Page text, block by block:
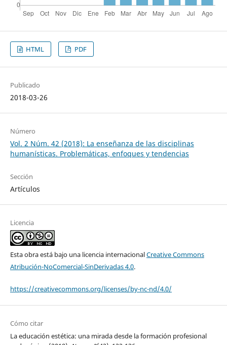
HTML PDF
Publicado
2018-03-26
Número
Vol. 2 Núm. 42 (2018): La enseñanza de las disciplinas
humanísticas. Problemáticas, enfoques y tendencias
Sección
Artículos
Licencia
Esta obra está bajo una licencia internacionalCreative Commons
Atribución-NoComercial-SinDerivadas 4.0.
https://creativecommons.org/licenses/by-nc-nd/4.0/
Cómo citar
La educación estética: una mirada desde la formación profesional